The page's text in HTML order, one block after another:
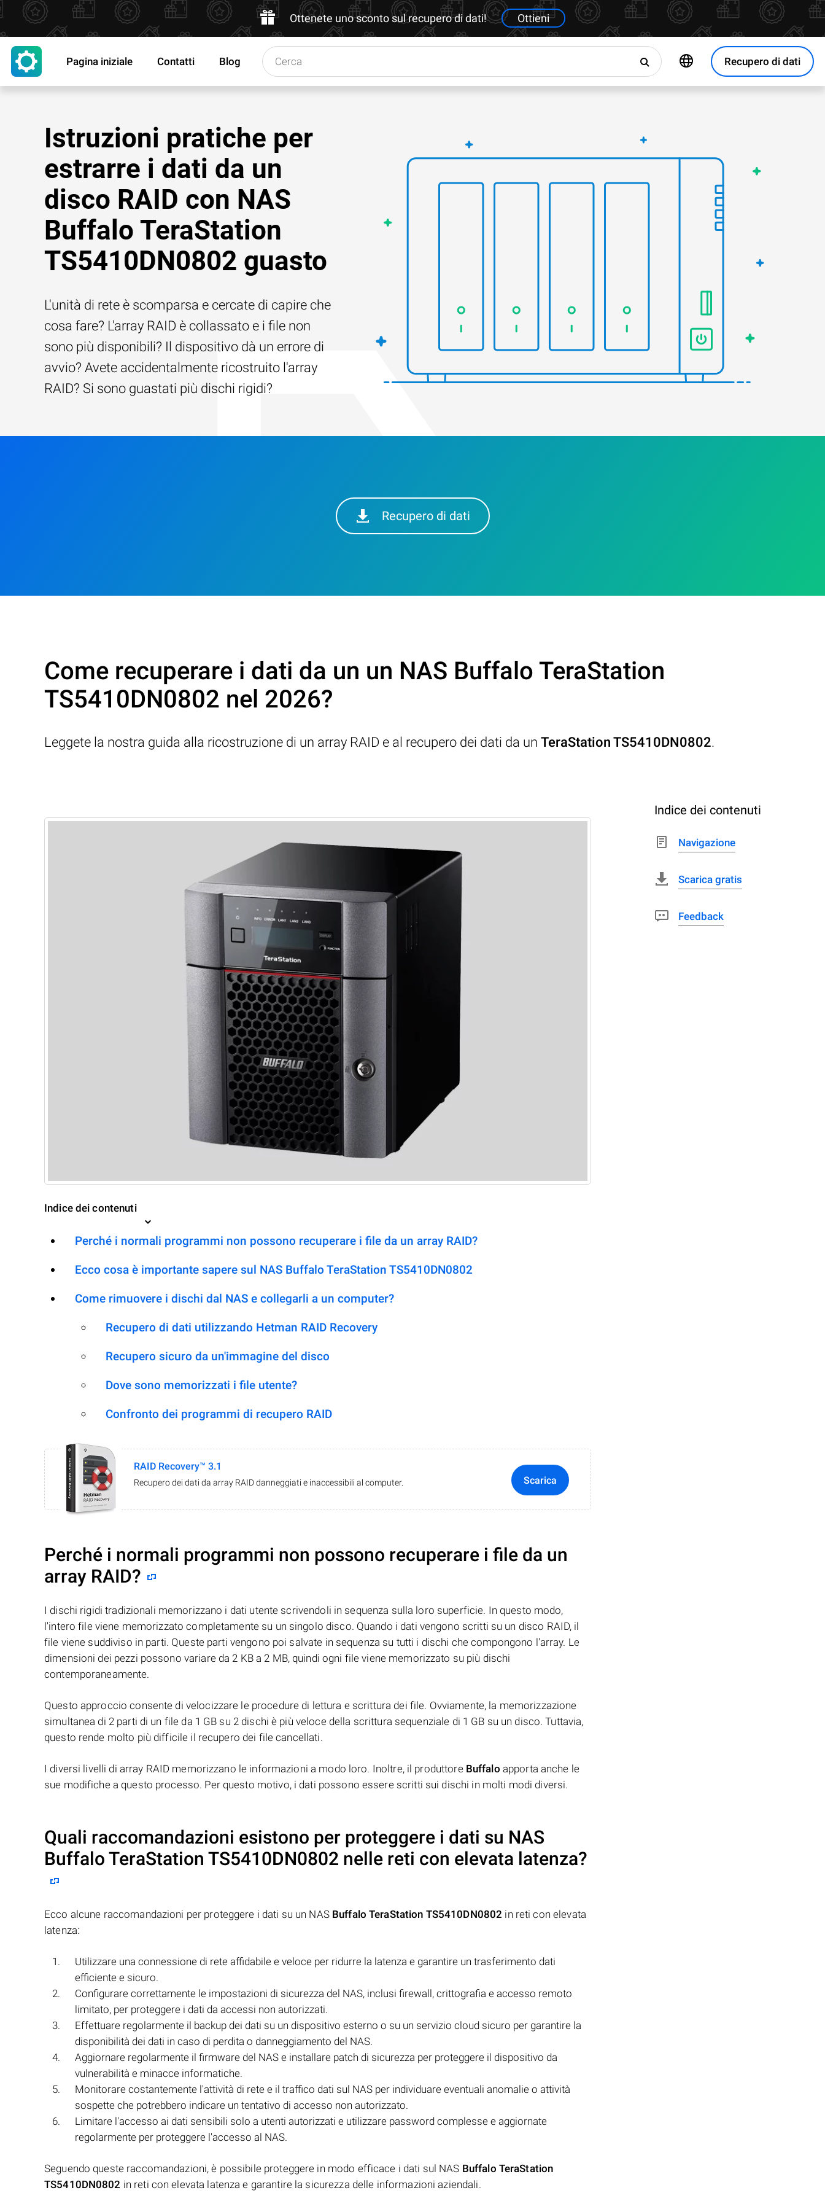
Ottenete uno sconto sul recupero di dati! Ottieni
Recupero di dati
Pagina iniziale Contatti Blog
Istruzioni pratiche per
estrarre i dati da un
disco RAID con NAS
Buffalo TeraStation
TS5410DN0802 guasto
L'unità di rete è scomparsa e cercate di capire che
cosa fare? L'array RAID è collassato e i file non
sono più disponibili? Il dispositivo dà un errore di
avvio? Avete accidentalmente ricostruito l'array
RAID? Si sono guastati più dischi rigidi?
Recupero di dati
Come recuperare i dati da un un NAS Buffalo TeraStation
TS5410DN0802 nel 2026?
Leggete la nostra guida alla ricostruzione di un array RAID e al recupero dei dati da un TeraStation TS5410DN0802.
Indice dei contenuti
Perché i normali programmi non possono recuperare i file da un array RAID?
Ecco cosa è importante sapere sul NAS Buffalo TeraStation TS5410DN0802
Come rimuovere i dischi dal NAS e collegarli a un computer?
Recupero di dati utilizzando Hetman RAID Recovery
Recupero sicuro da un'immagine del disco
Dove sono memorizzati i file utente?
Confronto dei programmi di recupero RAID
RAID Recovery™ 3.1
Recupero dei dati da array RAID danneggiati e inaccessibili al computer. Scarica
Perché i normali programmi non possono recuperare i file da un
array RAID?
I dischi rigidi tradizionali memorizzano i dati utente scrivendoli in sequenza sulla loro superficie. In questo modo,
l'intero file viene memorizzato completamente su un singolo disco. Quando i dati vengono scritti su un disco RAID, il
file viene suddiviso in parti. Queste parti vengono poi salvate in sequenza su tutti i dischi che compongono l'array. Le
dimensioni dei pezzi possono variare da 2 KB a 2 MB, quindi ogni file viene memorizzato su più dischi
contemporaneamente.
Questo approccio consente di velocizzare le procedure di lettura e scrittura dei file. Ovviamente, la memorizzazione
simultanea di 2 parti di un file da 1 GB su 2 dischi è più veloce della scrittura sequenziale di 1 GB su un disco. Tuttavia,
questo rende molto più difficile il recupero dei file cancellati.
I diversi livelli di array RAID memorizzano le informazioni a modo loro. Inoltre, il produttore Buffalo apporta anche le
sue modifiche a questo processo. Per questo motivo, i dati possono essere scritti sui dischi in molti modi diversi.
Quali raccomandazioni esistono per proteggere i dati su NAS
Buffalo TeraStation TS5410DN0802 nelle reti con elevata latenza?
Ecco alcune raccomandazioni per proteggere i dati su un NAS Buffalo TeraStation TS5410DN0802 in reti con elevata
latenza:
Utilizzare una connessione di rete affidabile e veloce per ridurre la latenza e garantire un trasferimento dati
efficiente e sicuro.
Configurare correttamente le impostazioni di sicurezza del NAS, inclusi firewall, crittografia e accesso remoto
limitato, per proteggere i dati da accessi non autorizzati.
Effettuare regolarmente il backup dei dati su un dispositivo esterno o su un servizio cloud sicuro per garantire la
disponibilità dei dati in caso di perdita o danneggiamento del NAS.
Aggiornare regolarmente il firmware del NAS e installare patch di sicurezza per proteggere il dispositivo da
vulnerabilità e minacce informatiche.
Monitorare costantemente l'attività di rete e il traffico dati sul NAS per individuare eventuali anomalie o attività
sospette che potrebbero indicare un tentativo di accesso non autorizzato.
Limitare l'accesso ai dati sensibili solo a utenti autorizzati e utilizzare password complesse e aggiornate
regolarmente per proteggere l'accesso al NAS.
Seguendo queste raccomandazioni, è possibile proteggere in modo efficace i dati sul NAS Buffalo TeraStation
TS5410DN0802 in reti con elevata latenza e garantire la sicurezza delle informazioni aziendali.
Indice dei contenuti
Navigazione
Scarica gratis
Feedback